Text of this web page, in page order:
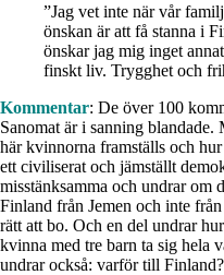
”Jag vet inte när vår
önskan är att få stanna i
önskar jag mig inget
finskt liv. Trygghet och
Kommentar: De över 100
Sanomat är i sanning
här kvinnorna framställs och
ett civiliserat och jämställt
misstänksamma och undrar om
Finland från Jemen och inte
rätt att bo. Och en del undrar
kvinna med tre barn ta sig hela
undrar också: varför till Finland?